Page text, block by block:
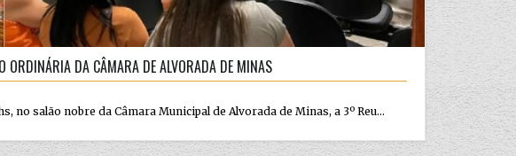
DA CÂMARA DE ALVORADA DE MINAS
no salão nobre da Câmara Municipal de Alvorada de Minas, a 3º Reu...